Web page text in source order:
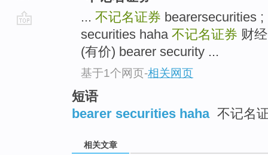
... 不记名证券 bearersecurities ;
securities haha 不记名证券 财
(有价) bearer security ...
基于1个网页-相关网页
短语
bearer securities haha 不记名
相关文章